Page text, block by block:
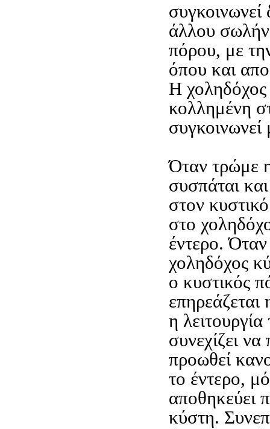
συγκοινωνεί
άλλου
πόρου, με
όπου και
Η χοληδόχος
κολλημένη
συγκοινωνεί
Όταν τρώμε
συσπάται
στον
στο
έντερο. Όταν
χοληδόχος
ο κυστικός
επηρεάζεται
η
συνεχίζει
προωθεί
το έντερο,
αποθηκεύει
κύστη.